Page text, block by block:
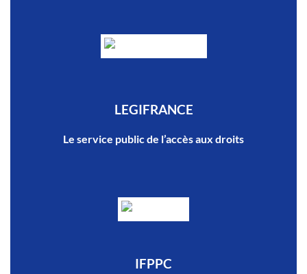
LEGIFRANCE
Le service public de l’accès aux droits
IFPPC